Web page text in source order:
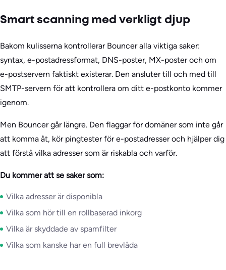
Smart scanning med verkligt djup
Bakom kulisserna kontrollerar Bouncer alla viktiga saker:
syntax, e-postadressformat, DNS-poster, MX-poster och om
e-postservern faktiskt existerar. Den ansluter till och med till
SMTP-servern för att kontrollera om ditt e-postkonto kommer
igenom.
Men Bouncer går längre. Den flaggar för domäner som inte går
att komma åt, kör pingtester för e-postadresser och hjälper dig
att förstå vilka adresser som är riskabla och varför.
Du kommer att se saker som:
Vilka adresser är disponibla
Vilka som hör till en rollbaserad inkorg
Vilka är skyddade av spamfilter
Vilka som kanske har en full brevlåda